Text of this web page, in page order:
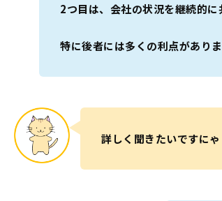
2つ目は、会社の状況を継続的に
特に後者には多くの利点がありま
詳しく聞きたいですにゃ